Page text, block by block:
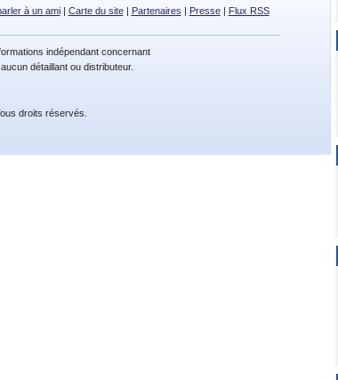
à un ami| Carte du site| Partenaires Presse| Flux RSS
indépendant concernant
détaillant ou distributeur.
droits réservés.